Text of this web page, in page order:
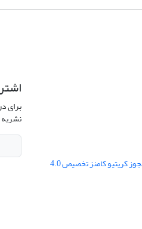
مجوز کریتیو کامنز تخصیص 4.0
برای